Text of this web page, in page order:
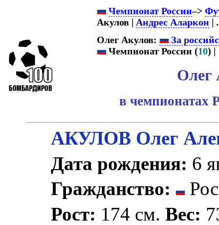
Чемпионат России–>
Акулов | Андрес Аларкон |
Олег Акулов:
За
Чемпионат России (10) |
Олег
в чемпионатах
АКУЛОВ Олег
Дата рождения: 6
Гражданство:
Рост: 174 см.Вес: